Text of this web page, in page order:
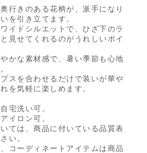
行きのある花柄が、派手になり
を引き立てます。
イドシルエットで、ひざ下のラ
見せてくれるのがうれしいポイ
かな素材感で、暑い季節も心地
スを合わせるだけで装いが華や
を気軽に楽しめます。
宅洗い可。
イロン可。
ては、商品に付いている品質表
い。
コーディネートアイテムは商品